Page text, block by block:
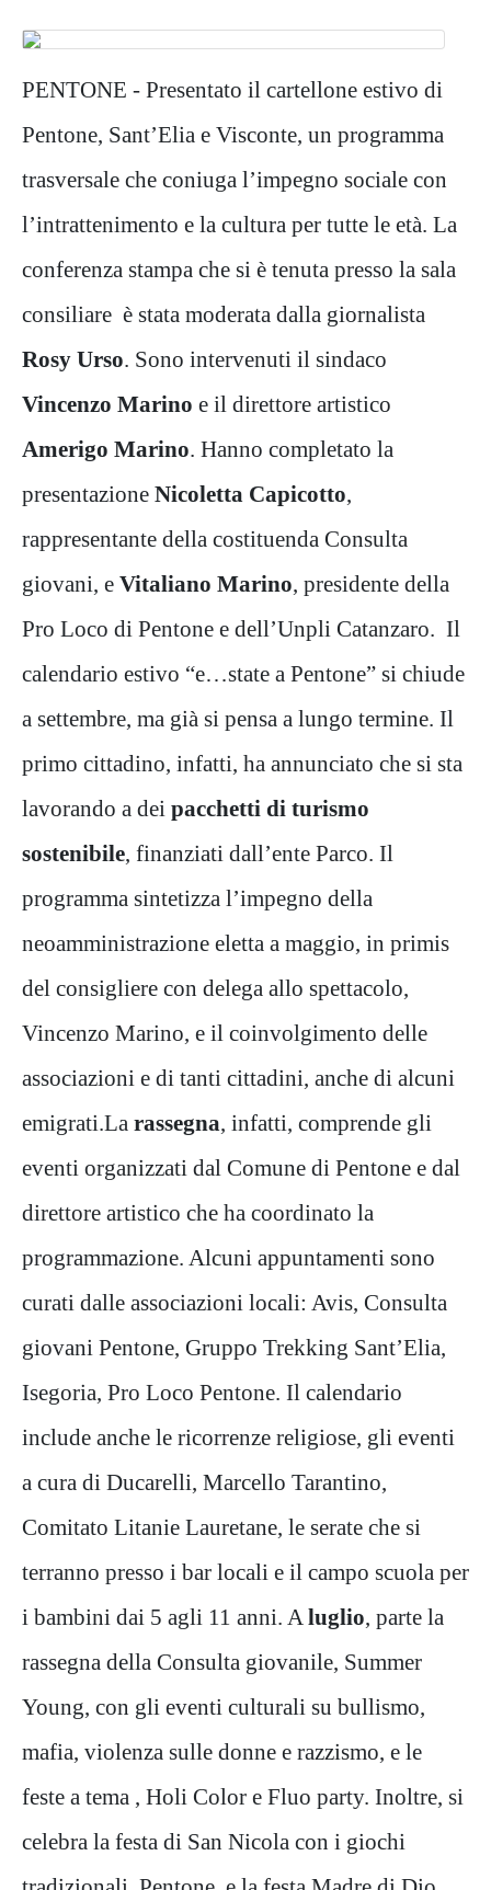
PENTONE - Presentato il cartellone estivo di
Pentone, Sant’Elia e Visconte, un programma
trasversale che coniuga l’impegno sociale con
l’intrattenimento e la cultura per tutte le età. La
conferenza stampa che si è tenuta presso la sala
consiliare è stata moderata dalla giornalista
Rosy Urso. Sono intervenuti il sindaco
Vincenzo Marino e il direttore artistico
Amerigo Marino. Hanno completato la
presentazione Nicoletta Capicotto,
rappresentante della costituenda Consulta
giovani, e Vitaliano Marino, presidente della
Pro Loco di Pentone e dell’Unpli Catanzaro. Il
calendario estivo “e…state a Pentone” si chiude
a settembre, ma già si pensa a lungo termine. Il
primo cittadino, infatti, ha annunciato che si sta
lavorando a dei pacchetti di turismo
sostenibile, finanziati dall’ente Parco. Il
programma sintetizza l’impegno della
neoamministrazione eletta a maggio, in primis
del consigliere con delega allo spettacolo,
Vincenzo Marino, e il coinvolgimento delle
associazioni e di tanti cittadini, anche di alcuni
emigrati.La rassegna, infatti, comprende gli
eventi organizzati dal Comune di Pentone e dal
direttore artistico che ha coordinato la
programmazione. Alcuni appuntamenti sono
curati dalle associazioni locali: Avis, Consulta
giovani Pentone, Gruppo Trekking Sant’Elia,
Isegoria, Pro Loco Pentone. Il calendario
include anche le ricorrenze religiose, gli eventi
a cura di Ducarelli, Marcello Tarantino,
Comitato Litanie Lauretane, le serate che si
terranno presso i bar locali e il campo scuola per
i bambini dai 5 agli 11 anni. A luglio, parte la
rassegna della Consulta giovanile, Summer
Young, con gli eventi culturali su bullismo,
mafia, violenza sulle donne e razzismo, e le
feste a tema , Holi Color e Fluo party. Inoltre, si
celebra la festa di San Nicola con i giochi